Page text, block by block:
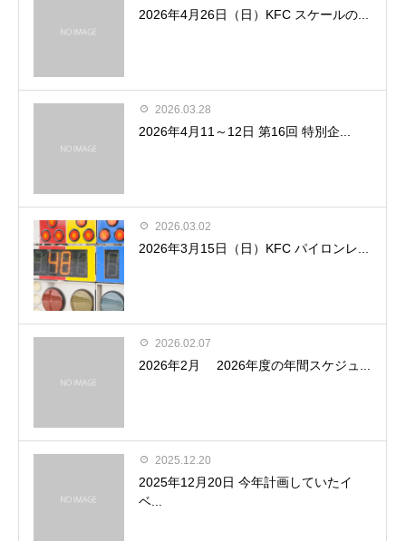
2026年4月26日（日）KFC スケールの...
2026.03.28
2026年4月11～12日 第16回 特別企...
2026.03.02
2026年3月15日（日）KFC パイロンレ...
2026.02.07
2026年2月 2026年度の年間スケジュ...
2025.12.20
2025年12月20日 今年計画していたイ
ベ...